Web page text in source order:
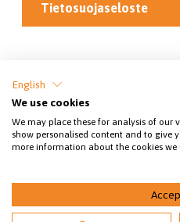
Tietosuojaseloste
© 2026 Nuorten
English
We use cookies
We may place these for analysis of our
show personalised content and to give
more information about the cookies we